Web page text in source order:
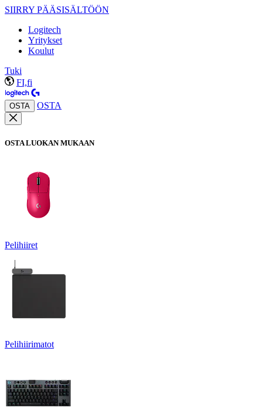
SIIRRY PÄÄSISÄLTÖÖN
Logitech
Yritykset
Koulut
Tuki
FI,fi
OSTA OSTA
OSTA LUOKAN MUKAAN
Pelihiiret
Pelihiirimatot